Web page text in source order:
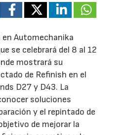
Automechanika
se celebrará del 8 al 12
mostrará su
de Refinish en el
D27 y D43. La
soluciones
y el repintado de
de mejorar la